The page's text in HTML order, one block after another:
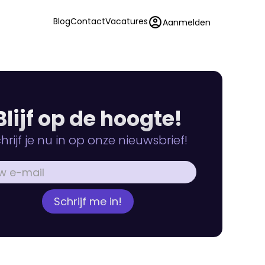
BlogContactVacaturesaccount_circleAanmelden
op de hoogte!
je nu in op onze nieuwsbrief!